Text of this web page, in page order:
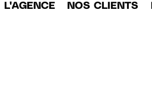
L'AGENCE NOS CLIENTS